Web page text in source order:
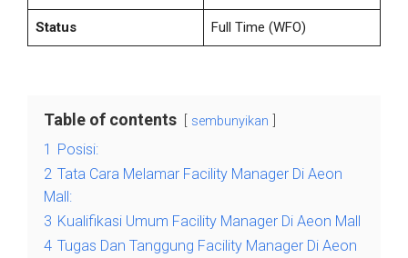
Status Full Time (WFO)
Table of contents sembunyikan
1
Posisi:
2 Tata Cara Melamar Facility Manager Di Aeon
Mall:
3 Kualifikasi Umum Facility Manager Di Aeon Mall
4 Tugas Dan Tanggung Facility Manager Di Aeon